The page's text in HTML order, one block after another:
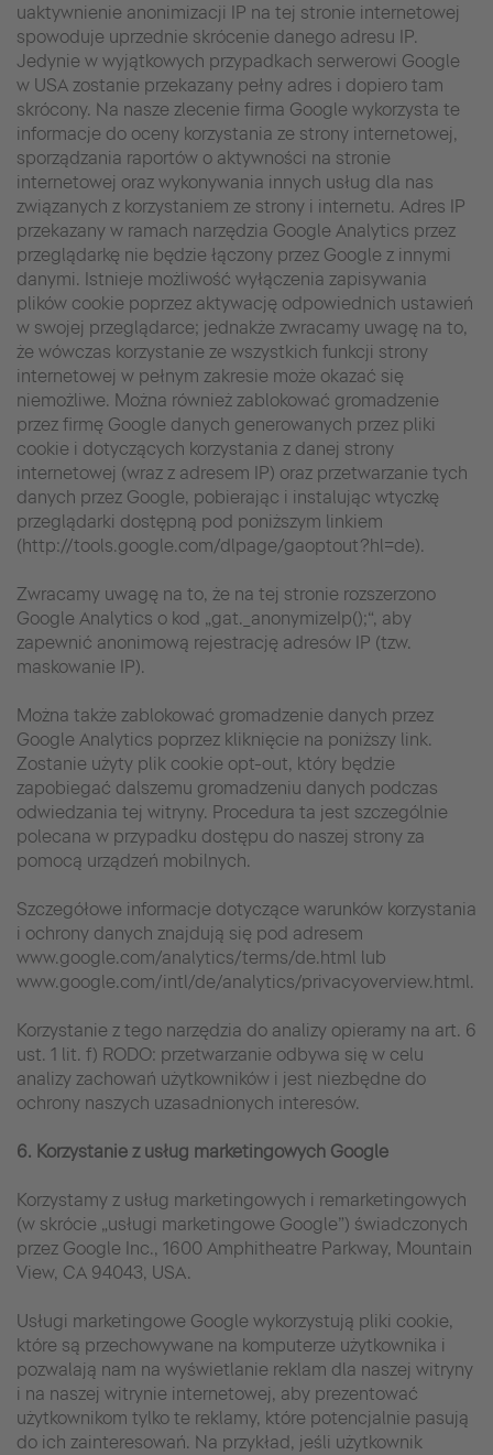
uaktywnienie anonimizacji IP na tej stronie internetowej
spowoduje uprzednie skrócenie danego adresu IP.
Jedynie w wyjątkowych przypadkach serwerowi Google
w USA zostanie przekazany pełny adres i dopiero tam
skrócony. Na nasze zlecenie firma Google wykorzysta te
informacje do oceny korzystania ze strony internetowej,
sporządzania raportów o aktywności na stronie
internetowej oraz wykonywania innych usług dla nas
związanych z korzystaniem ze strony i internetu. Adres IP
przekazany w ramach narzędzia Google Analytics przez
przeglądarkę nie będzie łączony przez Google z innymi
danymi. Istnieje możliwość wyłączenia zapisywania
plików cookie poprzez aktywację odpowiednich ustawień
w swojej przeglądarce; jednakże zwracamy uwagę na to,
że wówczas korzystanie ze wszystkich funkcji strony
internetowej w pełnym zakresie może okazać się
niemożliwe. Można również zablokować gromadzenie
przez firmę Google danych generowanych przez pliki
cookie i dotyczących korzystania z danej strony
internetowej (wraz z adresem IP) oraz przetwarzanie tych
danych przez Google, pobierając i instalując wtyczkę
przeglądarki dostępną pod poniższym linkiem
(http://tools.google.com/dlpage/gaoptout?hl=de).
Zwracamy uwagę na to, że na tej stronie rozszerzono
Google Analytics o kod „gat._anonymizeIp();“, aby
zapewnić anonimową rejestrację adresów IP (tzw.
maskowanie IP).
Można także zablokować gromadzenie danych przez
Google Analytics poprzez kliknięcie na poniższy link.
Zostanie użyty plik cookie opt-out, który będzie
zapobiegać dalszemu gromadzeniu danych podczas
odwiedzania tej witryny. Procedura ta jest szczególnie
polecana w przypadku dostępu do naszej strony za
pomocą urządzeń mobilnych.
Szczegółowe informacje dotyczące warunków korzystania
i ochrony danych znajdują się pod adresem
www.google.com/analytics/terms/de.html lub
www.google.com/intl/de/analytics/privacyoverview.html.
Korzystanie z tego narzędzia do analizy opieramy na art. 6
ust. 1 lit. f) RODO: przetwarzanie odbywa się w celu
analizy zachowań użytkowników i jest niezbędne do
ochrony naszych uzasadnionych interesów.
6. Korzystanie z usług marketingowych Google
Korzystamy z usług marketingowych i remarketingowych
(w skrócie „usługi marketingowe Google”) świadczonych
przez Google Inc., 1600 Amphitheatre Parkway, Mountain
View, CA 94043, USA.
Usługi marketingowe Google wykorzystują pliki cookie,
które są przechowywane na komputerze użytkownika i
pozwalają nam na wyświetlanie reklam dla naszej witryny
i na naszej witrynie internetowej, aby prezentować
użytkownikom tylko te reklamy, które potencjalnie pasują
do ich zainteresowań. Na przykład, jeśli użytkownik